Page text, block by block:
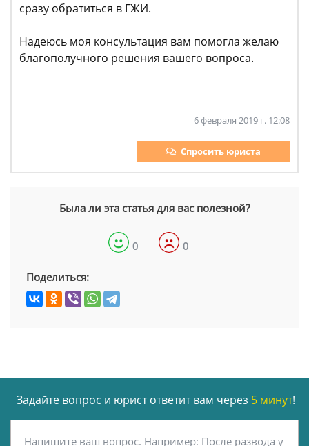
сразу обратиться в ГЖИ.
Надеюсь моя консультация вам помогла желаю
благополучного решения вашего вопроса.
6 февраля 2019 г. 12:08
Спросить юриста
Была ли эта статья для вас полезной?
0 0
Поделиться:
Задайте вопрос и юрист ответит вам через 5 минут!